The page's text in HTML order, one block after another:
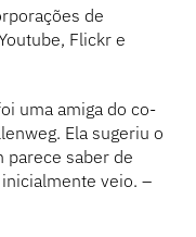
de
Flickr e
uma amiga do co-
Ela sugeriu o
parece saber de
veio. –